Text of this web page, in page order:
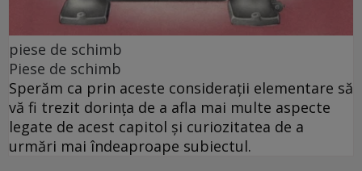
piese de schimb
Piese de schimb
Sperăm ca prin aceste considerații elementare să
vă fi trezit dorința de a afla mai multe aspecte
legate de acest capitol și curiozitatea de a
urmări mai îndeaproape subiectul.